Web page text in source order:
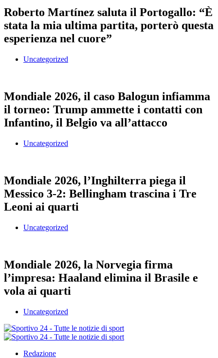
Roberto Martínez saluta il Portogallo: “È
stata la mia ultima partita, porterò questa
esperienza nel cuore”
Uncategorized
Mondiale 2026, il caso Balogun infiamma
il torneo: Trump ammette i contatti con
Infantino, il Belgio va all’attacco
Uncategorized
Mondiale 2026, l’Inghilterra piega il
Messico 3-2: Bellingham trascina i Tre
Leoni ai quarti
Uncategorized
Mondiale 2026, la Norvegia firma
l’impresa: Haaland elimina il Brasile e
vola ai quarti
Uncategorized
Redazione